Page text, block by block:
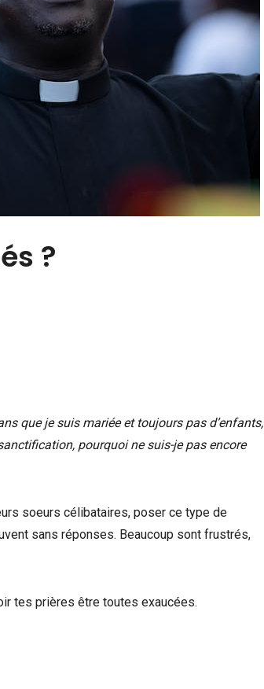
?
que je suis mariée et toujours pas d’enfants,
pourquoi ne suis-je pas encore
soeurs célibataires, poser ce type de
sans réponses. Beaucoup sont frustrés,
tes prières être toutes exaucées.